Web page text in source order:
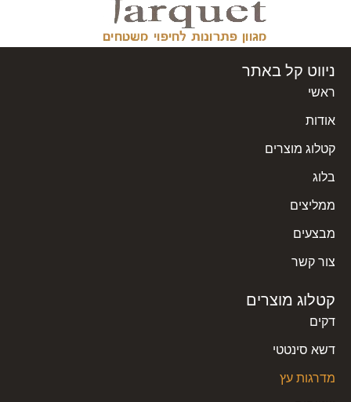
ניווט קל באתר
ראשי
אודות
קטלוג מוצרים
בלוג
ממליצים
מבצעים
צור קשר
קטלוג מוצרים
דקים
דשא סינטטי
מדרגות עץ